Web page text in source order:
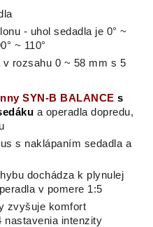
- uhol sedadla je 0° ~
~ 110°
rozsahu 0 ~ 58 mm s 5
SYN -B BALANCE s
a operadla dopredu,
s naklápaním sedadla a
dochádza k plynulej
v pomere 1:5
zvyšuje komfort
nastavenia intenzity